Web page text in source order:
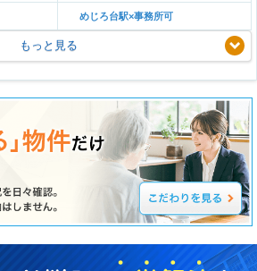
めじろ台駅×事務所可
もっと見る